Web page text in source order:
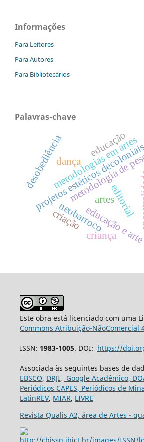
Informações
Para Leitores
Para Autores
Para Bibliotecários
Palavras-chave
metodologia de
artes
dança
projetos estéticos
neobarroco
desobediência
editorial
metodologias em artes
educação
educação e
criação
criança
Este obra está licenciado com uma
Commons Atribuição-NãoComercial
ISSN: 1983-1005. DOI: https://
Associada às seguintes bases de
EBSCO, DRJI, Google Acadêmico,
Periódicos CAPES, Periódicos de
LatinREV, MIAR, LIVRE
Revista Qualis A2, área de Artes -